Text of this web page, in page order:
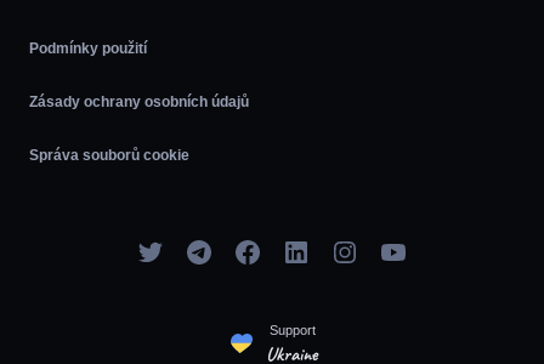
Podmínky použití
Zásady ochrany osobních údajů
Správa souborů cookie
Support
Ukraine